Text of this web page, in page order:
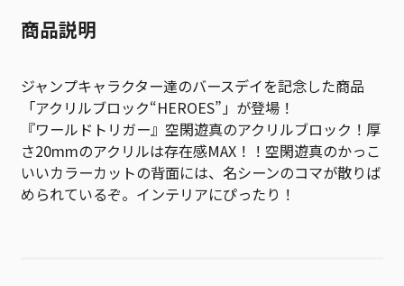
商品説明
ジャンプキャラクター達のバースデイを記念した商品
「アクリルブロック“HEROES”」が登場！
『ワールドトリガー』空閑遊真のアクリルブロック！厚
さ20mmのアクリルは存在感MAX！！空閑遊真のかっこ
いいカラーカットの背面には、名シーンのコマが散りば
められているぞ。インテリアにぴったり！